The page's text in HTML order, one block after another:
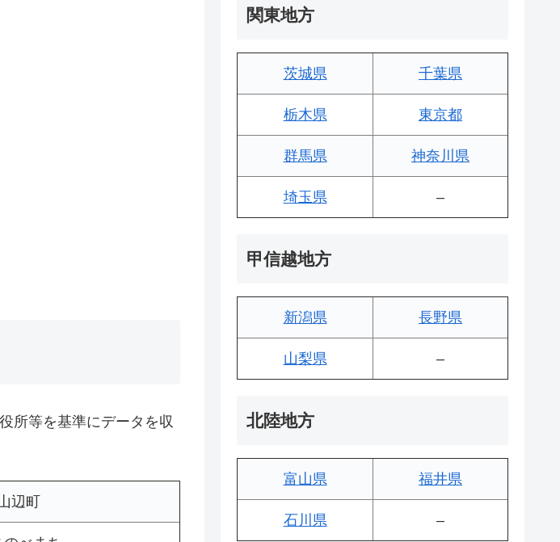
所等を基準にデータを収
辺町
関東地方
茨城県 千葉県
栃木県 東京都
群馬県 神奈川県
埼玉県 –
甲信越地方
新潟県 長野県
山梨県 –
北陸地方
富山県 福井県
石川県 –